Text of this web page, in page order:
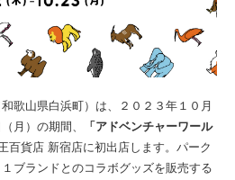
歌山県白浜町）は、２０２３年１０⽉
月）の期間、
「アドベンチャーワール
百貨店 新宿店に初出店します。パーク
ブランドとのコラボグッズを販売する